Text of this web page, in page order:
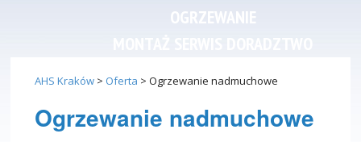
OGRZEWANIE
AHS Kraków > Oferta > Ogrzewanie nadmuchowe
Ogrzewanie nadmuchowe